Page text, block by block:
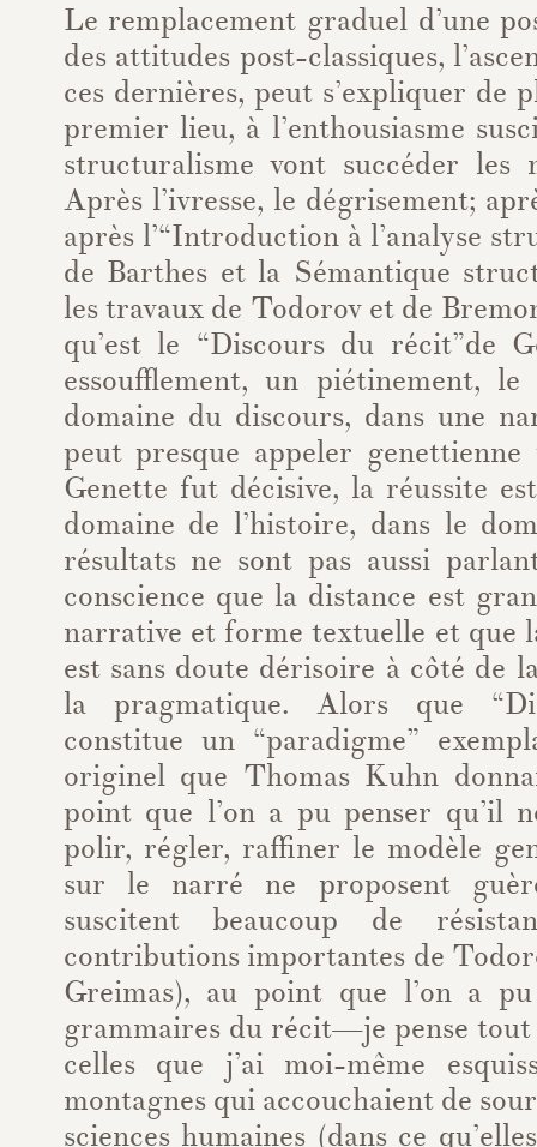
Le remplacement graduel d’une
des attitudes post-classiques,
ces dernières, peut s’expliquer de
premier lieu, à l’enthousiasme
structuralisme vont succéder les
Après l’ivresse, le dégrisement;
après l’“Introduction à l’analyse
de Barthes et la Sémantique
les travaux de Todorov et de
qu’est le “Discours du récit”de
essoufflement, un piétinement,
domaine du discours, dans une
peut presque appeler genettienne
Genette fut décisive, la réussite
domaine de l’histoire, dans le
résultats ne sont pas aussi
conscience que la distance est
narrative et forme textuelle et que
est sans doute dérisoire à côté de
la pragmatique. Alors que
constitue un “paradigme”
originel que Thomas Kuhn
point que l’on a pu penser qu’il
polir, régler, raffiner le modèle
sur le narré ne proposent
suscitent beaucoup de
contributions importantes de
Greimas), au point que l’on a
grammaires du récit—je pense
celles que j’ai moi-même
montagnes qui accouchaient de
sciences humaines (dans ce